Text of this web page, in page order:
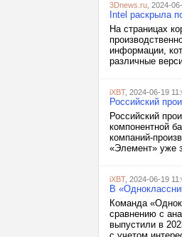
3Dnews.ru , 2024-
Intel раскрыла
На страницах
информации,
различные
iXBT, 2024-06-19
Российский
Российский
компонентной
компаний-
«Элемент» уже
iXBT, 2024-06-19
В
Команда
сравнению с
выпустили в